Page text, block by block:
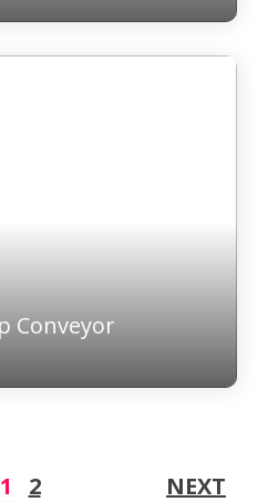
Conveyor
1 2 NEXT